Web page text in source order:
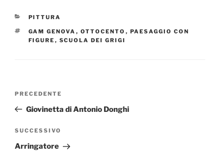
CATEGORIE
PITTURA
TAG
GAM GENOVA , OTTOCENTO , PAESAGGIO CON
FIGURE , SCUOLA DEI GRIGI
Navigazione
Articolo
precedente:
PRECEDENTE
Giovinetta di Antonio Donghi
Articolo
successivo
SUCCESSIVO
Arringatore